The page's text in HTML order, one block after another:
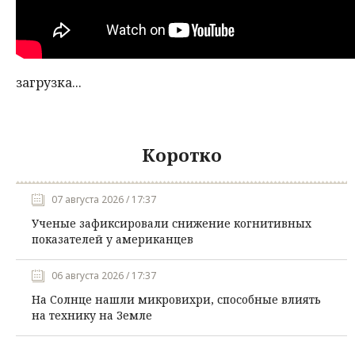
загрузка...
Коротко
07 августа 2026 / 17:37
Ученые зафиксировали снижение когнитивных
показателей у американцев
06 августа 2026 / 17:37
На Солнце нашли микровихри, способные влиять
на технику на Земле